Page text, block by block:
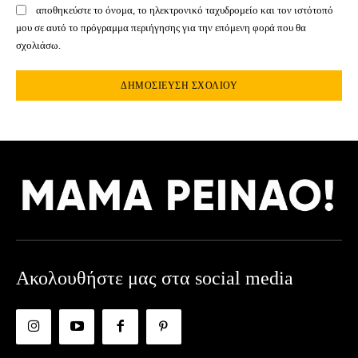
αποθηκεύστε το όνομα, το ηλεκτρονικό ταχυδρομείο και τον ιστότοπό
μου σε αυτό το πρόγραμμα περιήγησης για την επόμενη φορά που θα
σχολιάσω.
Ακολουθήστε μας στα social media